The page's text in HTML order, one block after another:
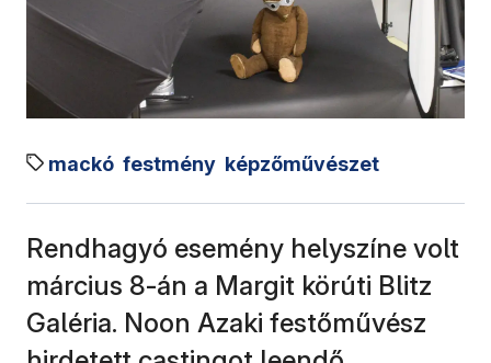
mackó festmény képzőművészet
Rendhagyó esemény helyszíne volt
március 8-án a Margit körúti Blitz
Galéria. Noon Azaki festőművész